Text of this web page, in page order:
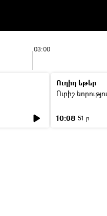
03:00
Ուղիղ եթեր
Ուրիշ
10:08 51 ր